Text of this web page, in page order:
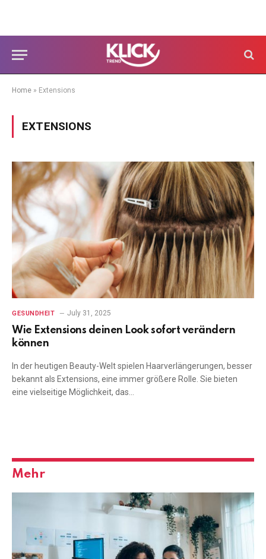
Home » Extensions
EXTENSIONS
GESUNDHEIT July 31, 2025
Wie Extensions deinen Look sofort verändern
können
In der heutigen Beauty-Welt spielen Haarverlängerungen, besser
bekannt als Extensions, eine immer größere Rolle. Sie bieten
eine vielseitige Möglichkeit, das…
Mehr